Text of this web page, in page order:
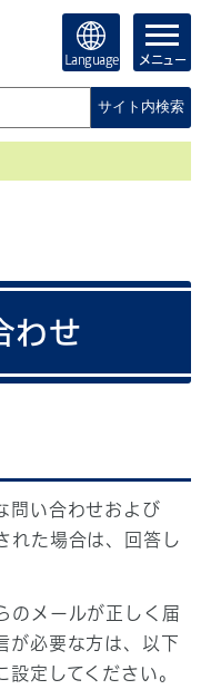
Language メニュー
サイト内検索
わせ
問い合わせおよび
れた場合は、回答し
のメールが正しく届
が必要な方は、以下
定してください。